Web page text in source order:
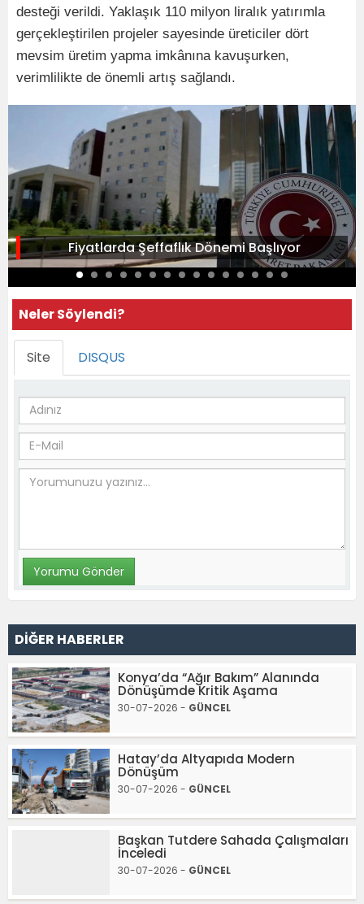
desteği verildi. Yaklaşık 110 milyon liralık yatırımla
gerçekleştirilen projeler sayesinde üreticiler dört
mevsim üretim yapma imkânına kavuşurken,
verimlilikte de önemli artış sağlandı.
Fiyatlarda Şeffaflık Dönemi Başlıyor
Neler Söylendi?
Site DISQUS
DİĞER HABERLER
Konya’da “Ağır Bakım” Alanında
Dönüşümde Kritik Aşama
30-07-2026 - GÜNCEL
Hatay’da Altyapıda Modern
Dönüşüm
30-07-2026 - GÜNCEL
Başkan Tutdere Sahada Çalışmaları
İnceledi
30-07-2026 - GÜNCEL